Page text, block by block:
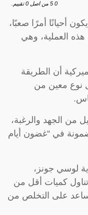
0
5 من اصل 0 تقييم.
أحيانًا أمرًا صعبًا،
العملية، وهي
أن الطريقة
نوع معين من
من الجهد والرغبة،
في “غضون أيام
لوسي جونز،
تناول كميات أقل من
على التخلص من